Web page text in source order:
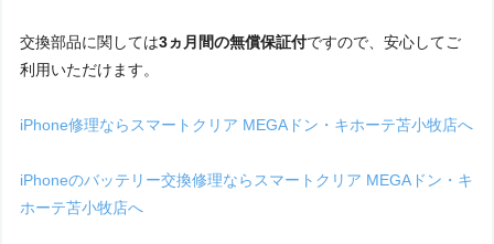
交換部品に関しては3ヵ月間の無償保証付ですので、安心してご
利用いただけます。
iPhone修理ならスマートクリア MEGAドン・キホーテ苫小牧店へ
iPhoneのバッテリー交換修理ならスマートクリア MEGAドン・キ
ホーテ苫小牧店へ